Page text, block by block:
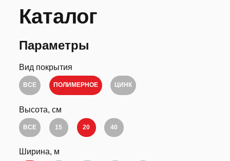
Каталог
Параметры
Вид покрытия
ВСЕ ПОЛИМЕРНОЕ ЦИНК
Высота, см
ВСЕ 15 20 40
Ширина, м